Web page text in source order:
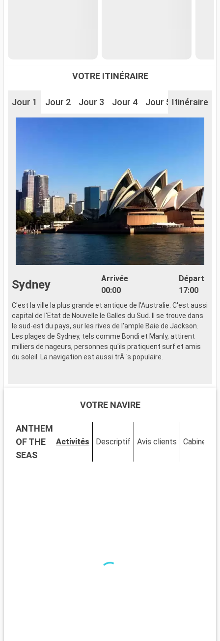
VOTRE ITINÉRAIRE
Jour 1 Jour 2 Jour 3 Jour 4 Jour 5 Jour 6
Itinéraire
Sydney
Arrivée
00:00
Départ
17:00
C'est la ville la plus grande et antique de l'Australie. C'est aussi
capital de l'Etat de Nouvelle le Galles du Sud. Il se trouve dans
le sud-est du pays, sur les rives de l'ample Baie de Jackson.
Les plages de Sydney, tels comme Bondi et Manly, attirent
milliers de nageurs, personnes qu'ils pratiquent surf et amis
du soleil. La navigation est aussi trÃ¨s populaire.
VOTRE NAVIRE
ANTHEM
OF THE
SEAS
Activités Descriptif Avis clients Cabines